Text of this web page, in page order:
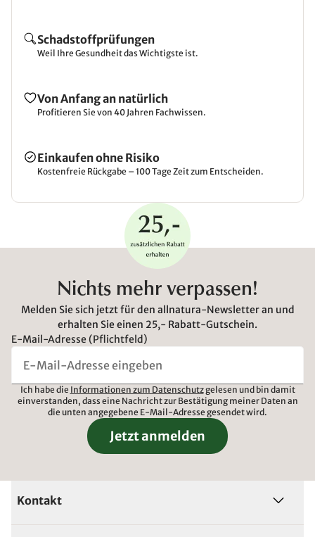
Schadstoffprüfungen
Weil Ihre Gesundheit das Wichtigste ist.
Von Anfang an natürlich
Profitieren Sie von 40 Jahren Fachwissen.
Einkaufen ohne Risiko
Kostenfreie Rückgabe – 100 Tage Zeit zum Entscheiden.
Nichts mehr verpassen!
Melden Sie sich jetzt für den allnatura-Newsletter an und
erhalten Sie einen 25,- Rabatt-Gutschein.
E-Mail-Adresse (Pflichtfeld)
Ich habe die Informationen zum Datenschutzgelesen und bin damit
einverstanden, dass eine Nachricht zur Bestätigung meiner Daten an
die unten angegebene E-Mail-Adresse gesendet wird.
Jetzt anmelden
Kontakt